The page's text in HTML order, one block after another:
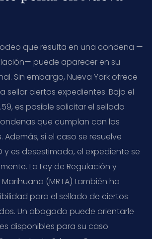
que resulta en una condena —
puede aparecer en su
Sin embargo, Nueva York ofrece
sellar ciertos expedientes. Bajo el
es posible solicitar el sellado
que cumplan con los
Además, si el caso se resuelve
y es desestimado, el expediente se
La Ley de Regulación y
(MRTA) también ha
para el sellado de ciertos
Un abogado puede orientarle
disponibles para su caso